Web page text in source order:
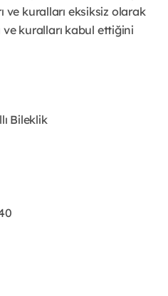
ve kuralları eksiksiz olarak
ve kuralları kabul ettiğini
Bileklik